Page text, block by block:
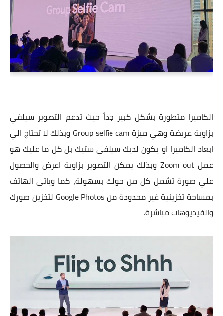
الكاميرا متطورة بشكل كبير جداً حيث تدعم التصوير سيلفي
بزاوية عريضة وهي ميزة Group selfie cam وبذلك لا تحتاج الي
ابعاد الكاميرا او يكون لديك سيلفي ستيك بل كل ما عليك هو
عمل Zoom out وبذلك يمكن التصوير بزاوية اعرض والحصول
علي صورة تشمل كل من حولك بسهولة، كما وياتي الهاتف
بمساحة تخزينية غير محدودة من Google Photos لتخزين صورك
والفيديوهات مباشرة.